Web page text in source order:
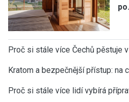
Proč si stále více Čechů pěstuje
Kratom a bezpečnější přístup: na
Proč si stále více lidí vybírá